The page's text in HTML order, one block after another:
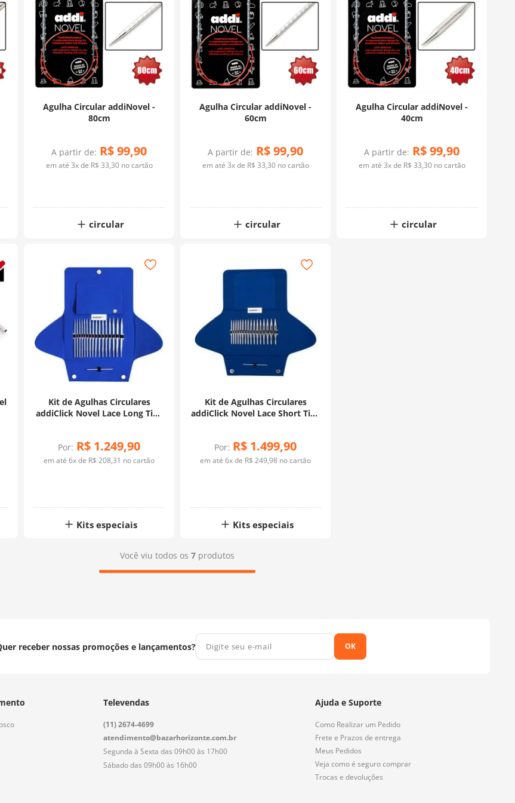
Agulha Circular addiNovel -
80cm
A partir de: R$99,90
em até 3x de R$ 33,30no cartão
circular
Agulha Circular addiNovel -
60cm
A partir de: R$99,90
em até 3x de R$ 33,30no cartão
circular
Agulha Circular addiNovel -
40cm
A partir de: R$99,90
em até 3x de R$ 33,30no cartão
circular
Kit de Agulhas Circulares
addiClick Novel Lace Long Tips
Por: R$ 1.249,90
em até 6x de R$ 208,31 no cartão
Kits especiais
Kit de Agulhas Circulares
addiClick Novel Lace Short Tips
Por: R$ 1.499,90
em até 6x de R$ 249,98 no cartão
Kits especiais
Você viu todos os 7 produtos
receber nossas promoções e lançamentos? OK
Televendas
(11) 2674-4699
atendimento@bazarhorizonte.com.br
Segunda à Sexta das 09h00 às 17h00
Sábado das 09h00 às 16h00
Ajuda e Suporte
Como Realizar um Pedido
Frete e Prazos de entrega
Meus Pedidos
Veja como é seguro comprar
Trocas e devoluções